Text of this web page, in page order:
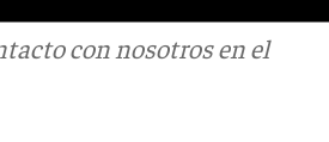
con nosotros en el